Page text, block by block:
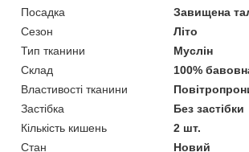
Посадка
Завищена
Сезон
Літо
Тип тканини
Муслін
Склад
100%
Властивості тканини
Застібка
Без застібки
Кількість кишень
2 шт.
Стан
Новий